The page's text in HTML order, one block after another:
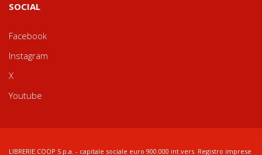
SOCIAL
Facebook
Instagram
X
Youtube
LIBRERIE.COOP S.p.a. - capitale sociale euro 900.000 int.vers. Registro imprese